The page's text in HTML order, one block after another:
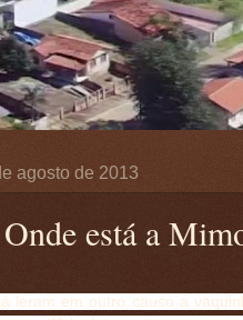
agosto de 2013
está a
leram em outro causo a